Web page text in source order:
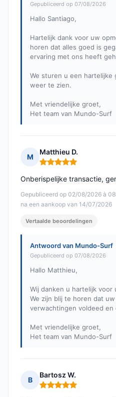
Gepubliceerd op 07/08/2026
Hallo Santiago,
Hartelijk dank voor uw
horen dat alles goed is
ervaring met ons heeft
We sturen u een hartelijke
weer te zien.
Met vriendelijke groet,
Het team van Mundo-Surf
M
Matthieu D.
Opmerking: 5 van 5
Gepubliceerd op 02/08/2026 à
na een aankoop van 14/07/2026
Onberispelijke transactie,
Vertaalde beoordelingen
Antwoord van Mundo-Surf
Gepubliceerd op 07/08/2026
Hallo Matthieu,
Wij danken u hartelijk
We zijn blij te horen dat
verwachtingen voldeed
Met vriendelijke groet,
Het team van Mundo-Surf
B
Bartosz W.
Opmerking: 5 van 5